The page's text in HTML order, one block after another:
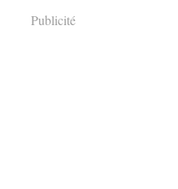
Publicité